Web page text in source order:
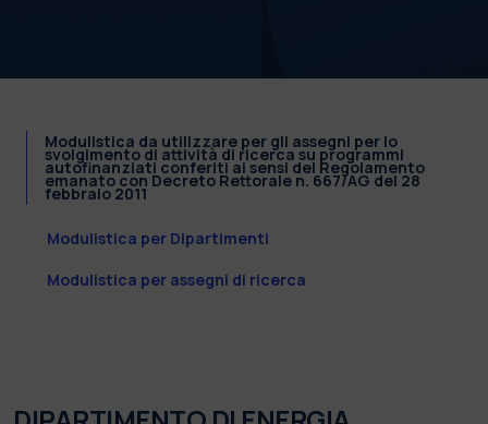
Modulistica da utilizzare per gli assegni per lo
svolgimento di attività di ricerca su programmi
autofinanziati conferiti ai sensi del Regolamento
emanato con Decreto Rettorale n. 667/AG del 28
febbraio 2011
Modulistica per Dipartimenti
Modulistica per assegni di ricerca